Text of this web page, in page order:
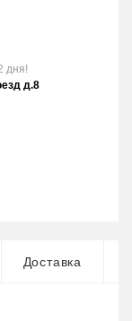
дня!
д.8
Доставка